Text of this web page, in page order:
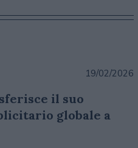
19/02/2026
il suo
globale a